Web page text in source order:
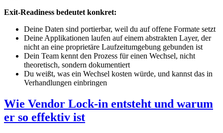
Exit-Readiness bedeutet konkret:
Deine Daten sind portierbar, weil du auf offene Formate setzt
Deine Applikationen laufen auf einem abstrakten Layer, der
nicht an eine proprietäre Laufzeitumgebung gebunden ist
Dein Team kennt den Prozess für einen Wechsel, nicht
theoretisch, sondern dokumentiert
Du weißt, was ein Wechsel kosten würde, und kannst das in
Verhandlungen einbringen
Wie Vendor Lock-in entsteht und warum
er so effektiv ist